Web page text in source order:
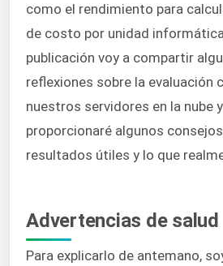
como el rendimiento para
de costo por unidad
publicación voy a compartir
reflexiones sobre la evaluación
nuestros servidores en la nube
proporcionaré algunos
resultados útiles y lo que
Advertencias de salud
Para explicarlo de antemano,